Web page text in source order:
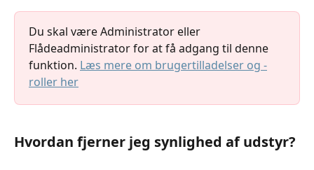
Du skal være Administrator eller
Flådeadministrator for at få adgang til denne
funktion. Læs mere om brugertilladelser og -
roller her
Hvordan fjerner jeg synlighed af udstyr?